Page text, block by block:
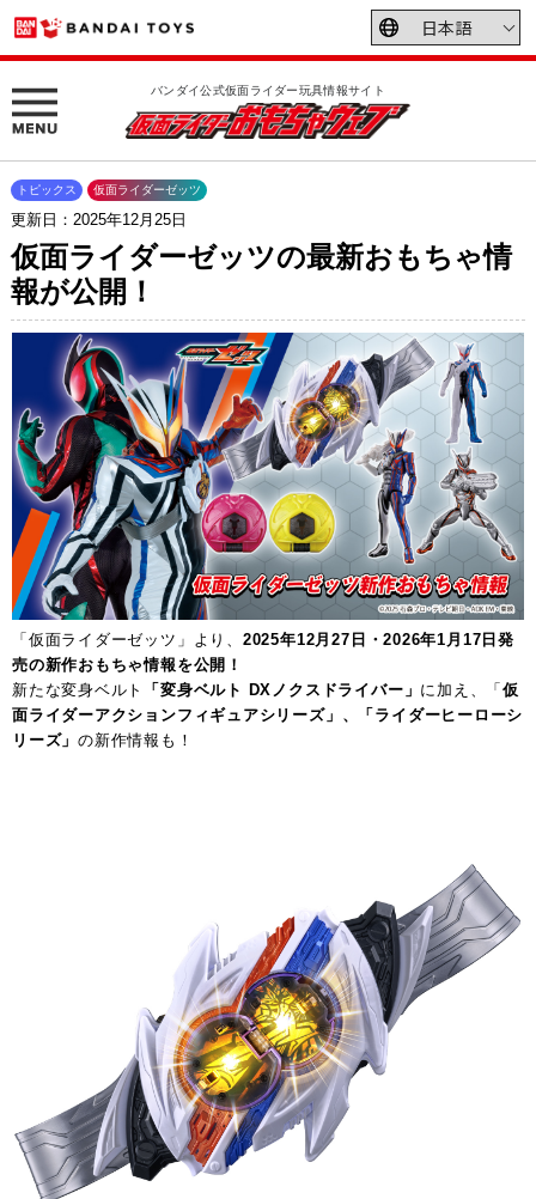
バンダイ公式仮面ライダー玩具情報サイト
更新日：2025年12月25日
トピックス 仮面ライダーゼッツ
仮面ライダーゼッツの最新おもちゃ情
報が公開！
「仮面ライダーゼッツ」より、 2025年12月27日・2026年1月17日発
売の新作おもちゃ情報を公開！
新たな変身ベルト
「変身ベルト DXノクスドライバー」 に加え、「仮
面ライダーアクションフィギュアシリーズ」、「ライダーヒーローシ
リーズ」の新作情報も！